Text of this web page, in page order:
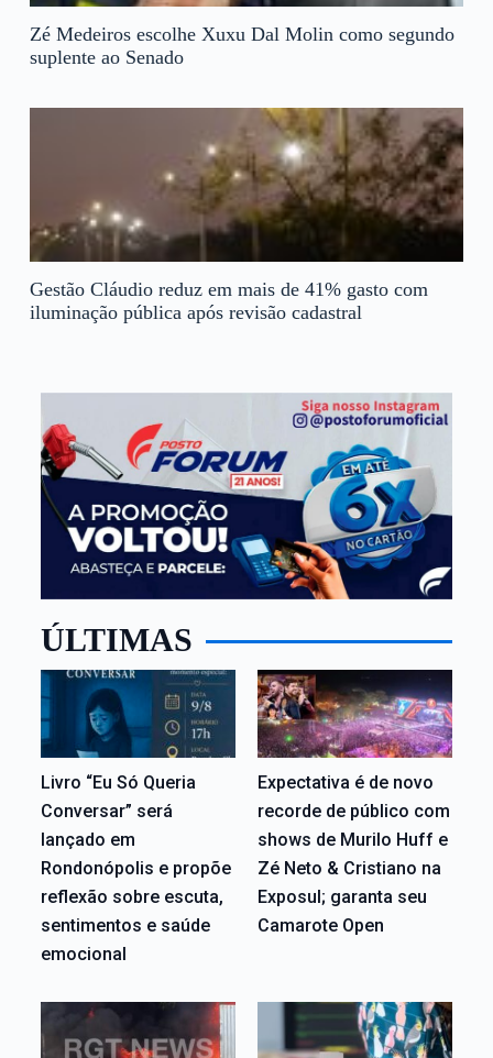
Zé Medeiros escolhe Xuxu Dal Molin como segundo
suplente ao Senado
Gestão Cláudio reduz em mais de 41% gasto com
iluminação pública após revisão cadastral
ÚLTIMAS
Livro “Eu Só Queria
Conversar” será
lançado em
Rondonópolis e propõe
reflexão sobre escuta,
sentimentos e saúde
emocional
Expectativa é de novo
recorde de público com
shows de Murilo Huff e
Zé Neto & Cristiano na
Exposul; garanta seu
Camarote Open